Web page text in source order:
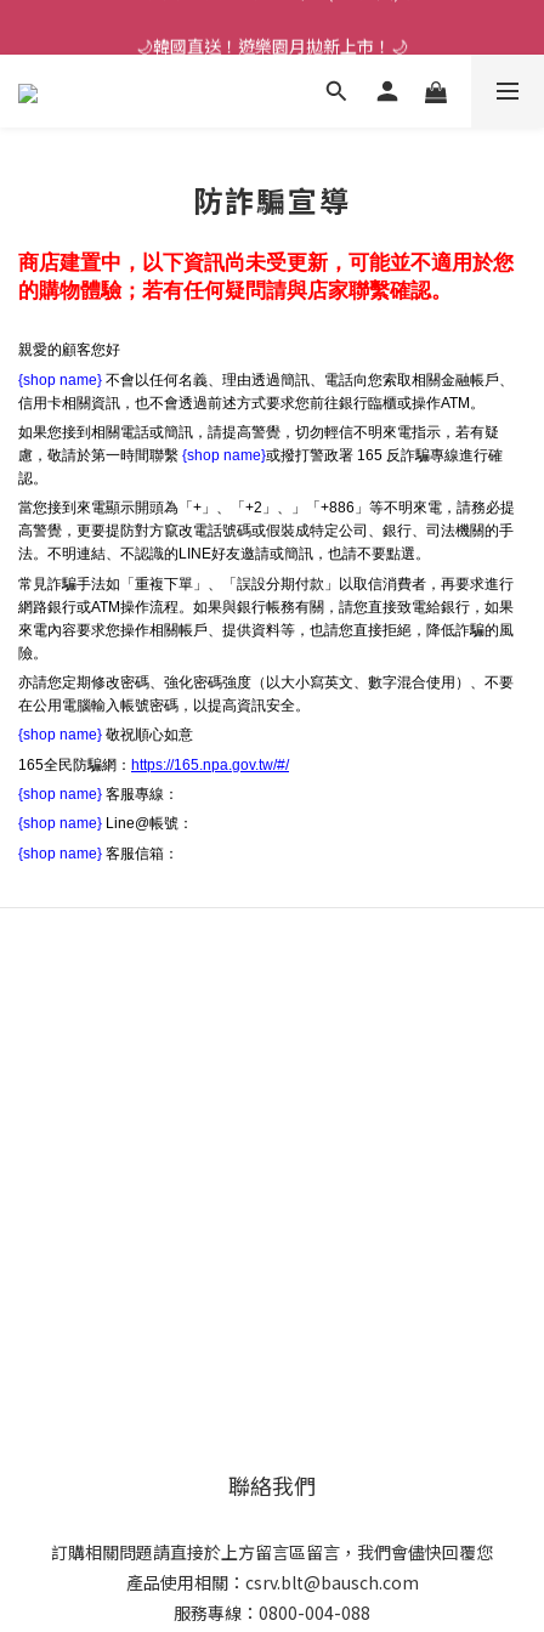
🌙韓國直送！遊樂園月拋新上市！🌙
防詐騙宣導
商店建置中，以下資訊尚未受更新，可能並不適用於您
的購物體驗；若有任何疑問請與店家聯繫確認。
親愛的顧客您好
{shop name} 不會以任何名義、理由透過簡訊、電話向您索取相關金融帳戶、
信用卡相關資訊，也不會透過前述方式要求您前往銀行臨櫃或操作ATM。
如果您接到相關電話或簡訊，請提高警覺，切勿輕信不明來電指示，若有疑
慮，敬請於第一時間聯繫 {shop name}或撥打警政署 165 反詐騙專線進行確
認。
當您接到來電顯示開頭為「+」、「+2」、」「+886」等不明來電，請務必提
高警覺，更要提防對方竄改電話號碼或假裝成特定公司、銀行、司法機關的手
法。不明連結、不認識的LINE好友邀請或簡訊，也請不要點選。
常見詐騙手法如「重複下單」、「誤設分期付款」以取信消費者，再要求進行
網路銀行或ATM操作流程。如果與銀行帳務有關，請您直接致電給銀行，如果
來電內容要求您操作相關帳戶、提供資料等，也請您直接拒絕，降低詐騙的風
險。
亦請您定期修改密碼、強化密碼強度（以大小寫英文、數字混合使用）、不要
在公用電腦輸入帳號密碼，以提高資訊安全。
{shop name} 敬祝順心如意
165全民防騙網： https://165.npa.gov.tw/#/
{shop name} 客服專線：
{shop name} Line@帳號：
{shop name} 客服信箱：
聯絡我們
訂購相關問題請直接於上方留言區留言，我們會儘快回覆您
產品使用相關：csrv.blt@bausch.com
服務專線：0800-004-088